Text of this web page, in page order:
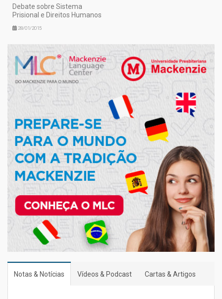
Debate sobre Sistema
Prisional e Direitos Humanos
28/01/2015
Notas & Notícias Vídeos & Podcast Cartas & Artigos